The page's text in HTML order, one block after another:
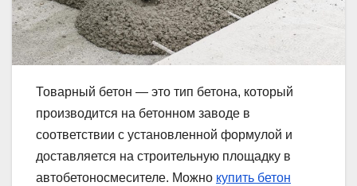
Товарный бетон — это тип бетона, который
производится на бетонном заводе в
соответствии с установленной формулой и
доставляется на строительную площадку в
автобетоносмесителе. Можно купить бетон